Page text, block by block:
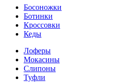
Босоножки
Ботинки
Кроссовки
Кеды
Лоферы
Мокасины
Слипоны
Туфли